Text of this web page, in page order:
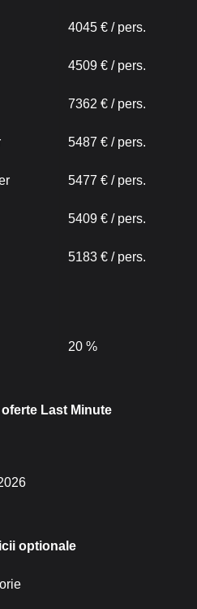
4045 € / pers.
4509 € / pers.
7362 € / pers.
5487 € / pers.
5477 € / pers.
5409 € / pers.
5183 € / pers.
20 %
oferte Last Minute
optionale